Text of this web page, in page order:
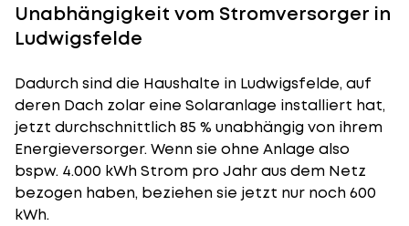
Unabhängigkeit vom Stromversorger in
Ludwigsfelde
Dadurch sind die Haushalte in Ludwigsfelde, auf
deren Dach zolar eine Solaranlage installiert hat,
jetzt durchschnittlich 85 % unabhängig von ihrem
Energieversorger. Wenn sie ohne Anlage also
bspw. 4.000 kWh Strom pro Jahr aus dem Netz
bezogen haben, beziehen sie jetzt nur noch 600
kWh.